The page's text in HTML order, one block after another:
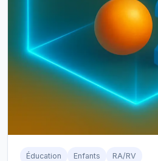
Éducation Enfants RA/RV